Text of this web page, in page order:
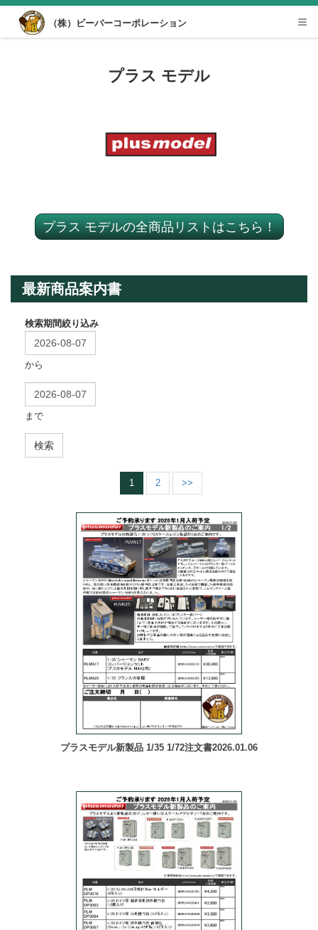
Desktop View
（株）ビーバーコーポレーション
プラス モデル
プラス モデルの全商品リストはこちら！
最新商品案内書
検索期間絞り込み
から
まで
検索
1 2 >>
プラスモデル新製品 1/35 1/72注文書2026.01.06